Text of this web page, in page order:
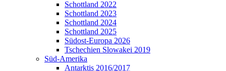
Schottland 2022
Schottland 2023
Schottland 2024
Schottland 2025
Südost-Europa 2026
Tschechien Slowakei 2019
Süd-Amerika
Antarktis 2016/2017